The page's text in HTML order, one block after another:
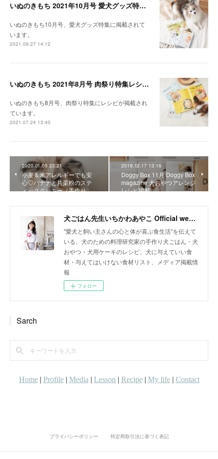
いぬのきもち 2021年10月号 愛犬グッズ特集レシピ掲載
いぬのきもち10月号、愛犬グッズ特集に掲載されて
います。
2021.09.27 14:12
いぬのきもち 2021年8月号 肉祭り特集レシピ掲載
いぬのきもち8月号、肉祭り特集にレシピが掲載され
ています。
2021.07.24 13:40
2020.01.05 23:21
小麦＆米アレルギーでも安
心♡バナナと片栗粉のステ
ィッククッキー（手作り…
2019.12.17 13:16
Doggy Box 11月 Doggy Box
magazine 犬おやつアレンジ
レシピ掲載
犬ごはん先生いちかわあやこ Official web site
"愛犬と飼い主さんの心と体が喜ぶ食生活"を伝えて
いる、犬のための料理研究家の手作り犬ごはん・犬
おやつ・犬用ケーキのレシピ、犬に与えていい食
材・与えてはいけない食材リスト、メディア掲載情
報
フォロー
Sarch
プライバシーポリシー 特定商取引法に基づく表記